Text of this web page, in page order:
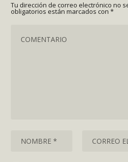
Tu dirección de correo electrónico no
obligatorios están marcados con*